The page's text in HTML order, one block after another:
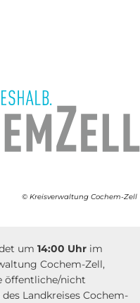
© Kreisverwaltung Cochem-Zell
um 14:00 Uhr im
Cochem-Zell,
öffentliche/nicht
Landkreises Cochem-